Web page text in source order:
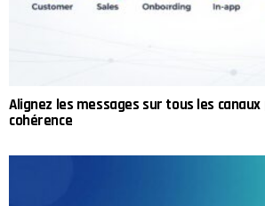
Alignez les messages sur tous les
cohérence